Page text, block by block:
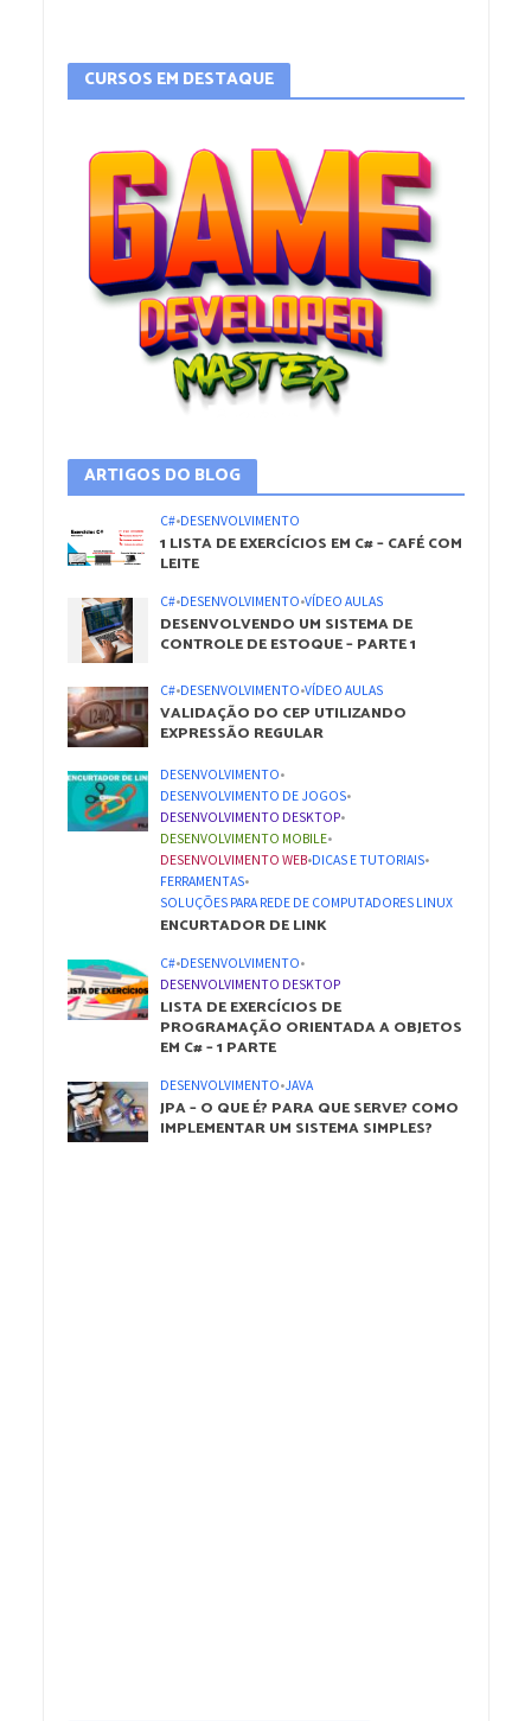
CURSOS EM DESTAQUE
ARTIGOS DO BLOG
C#•DESENVOLVIMENTO
1 LISTA DE EXERCÍCIOS EM C# – CAFÉ COM
LEITE
C#•DESENVOLVIMENTO•VÍDEO AULAS
DESENVOLVENDO UM SISTEMA DE
CONTROLE DE ESTOQUE – PARTE 1
C#•DESENVOLVIMENTO•VÍDEO AULAS
VALIDAÇÃO DO CEP UTILIZANDO
EXPRESSÃO REGULAR
DESENVOLVIMENTO•
DESENVOLVIMENTO DE JOGOS•
DESENVOLVIMENTO DESKTOP•
DESENVOLVIMENTO MOBILE•
DESENVOLVIMENTO WEB•DICAS E TUTORIAIS•
FERRAMENTAS•
SOLUÇÕES PARA REDE DE COMPUTADORES LINUX
ENCURTADOR DE LINK
C#•DESENVOLVIMENTO•
DESENVOLVIMENTO DESKTOP
LISTA DE EXERCÍCIOS DE
PROGRAMAÇÃO ORIENTADA A OBJETOS
EM C# – 1 PARTE
DESENVOLVIMENTO•JAVA
JPA – O QUE É? PARA QUE SERVE? COMO
IMPLEMENTAR UM SISTEMA SIMPLES?